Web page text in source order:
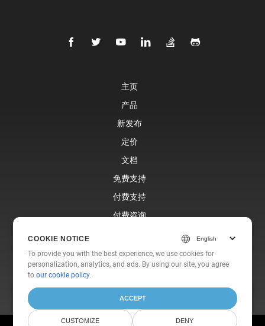
主页
产品
新发布
定价
文档
免费支持
付费支持
付费咨询
网站
关于我们
COOKIE NOTICE
To provide you with the best experience, we use cookies for
personalization, analytics, and ads. By using our site, you agree
toour cookie policy.
ACCEPT
CUSTOMIZE DENY